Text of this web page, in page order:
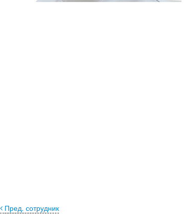
Пред. сотрудник